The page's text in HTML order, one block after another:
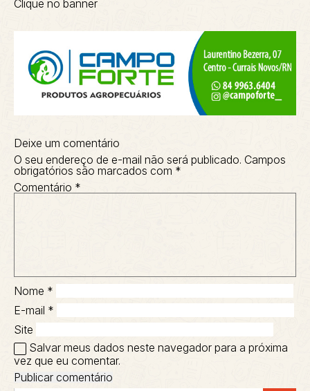
Clique no banner
Deixe um comentário
O seu endereço de e-mail não será publicado. Campos
obrigatórios são marcados com *
Comentário *
Nome *
E-mail *
Site
Salvar meus dados neste navegador para a próxima
vez que eu comentar.